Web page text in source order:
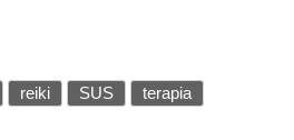
reiki SUS terapia